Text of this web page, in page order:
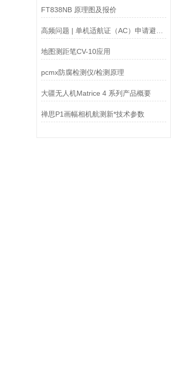
FT838NB 原理图及报价
地图测距笔CV-10应用
pcmx防腐检测仪/检测原理
大疆无人机Matrice 4 系列产品概要
禅思P1画幅相机航测新*技术参数